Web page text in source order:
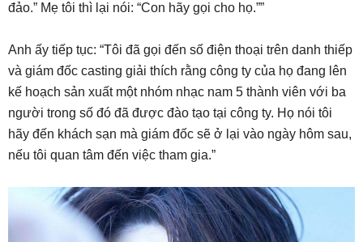
đảo.” Mẹ tôi thì lại nói: “Con hãy gọi cho họ.””
Anh ấy tiếp tục: “Tôi đã gọi đến số điện thoại trên danh thiếp
và giám đốc casting giải thích rằng công ty của họ đang lên
kế hoạch sản xuất một nhóm nhạc nam 5 thành viên với ba
người trong số đó đã được đào tạo tại công ty. Họ nói tôi
hãy đến khách sạn mà giám đốc sẽ ở lại vào ngày hôm sau,
nếu tôi quan tâm đến việc tham gia.”